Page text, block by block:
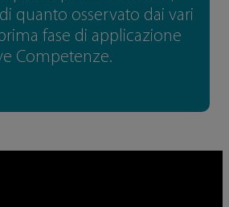
quanto osservato dai vari
fase di applicazione
Competenze.